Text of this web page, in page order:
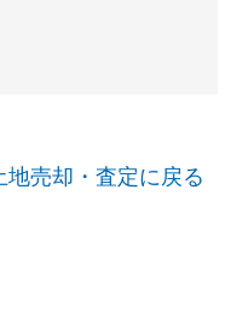
売却・査定に戻る